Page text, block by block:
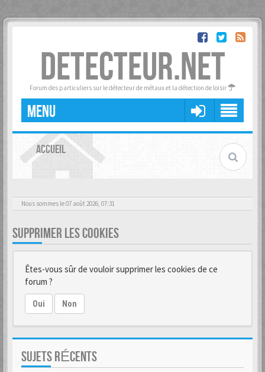
DETECTEUR.NET
Forum des particuliers sur le détecteur de métaux et la détection de loisir
MENU
ACCUEIL
Nous sommes le 07 août 2026, 07:31
SUPPRIMER LES COOKIES
Êtes-vous sûr de vouloir supprimer les cookies de ce
forum ?
Oui Non
SUJETS RÉCENTS